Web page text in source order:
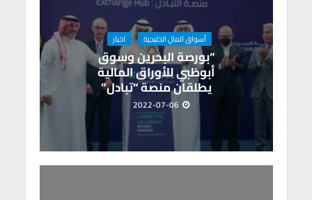
أسواق المال الخليجية اخبار
“بورصة البحرين وسوق
أبوظبي للأوراق المالية
يطلقان منصة “تبادل”
2022-07-06